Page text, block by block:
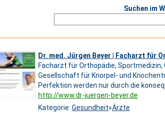
Suchen im
Dr. med. Jürgen Beyer | Facharzt für
Facharzt für Orthopädie,
Gesellschaft für Knorpel- und
Perfektion werden nur durch die
http://www.dr-juergen-beyer.de
Kategorie: Gesundheit»Ärzte